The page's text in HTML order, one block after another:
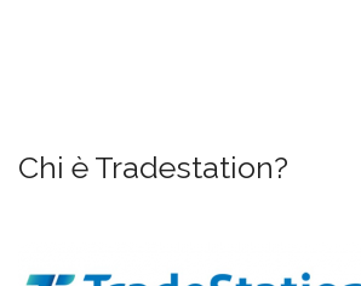
Chi è Tradestation?